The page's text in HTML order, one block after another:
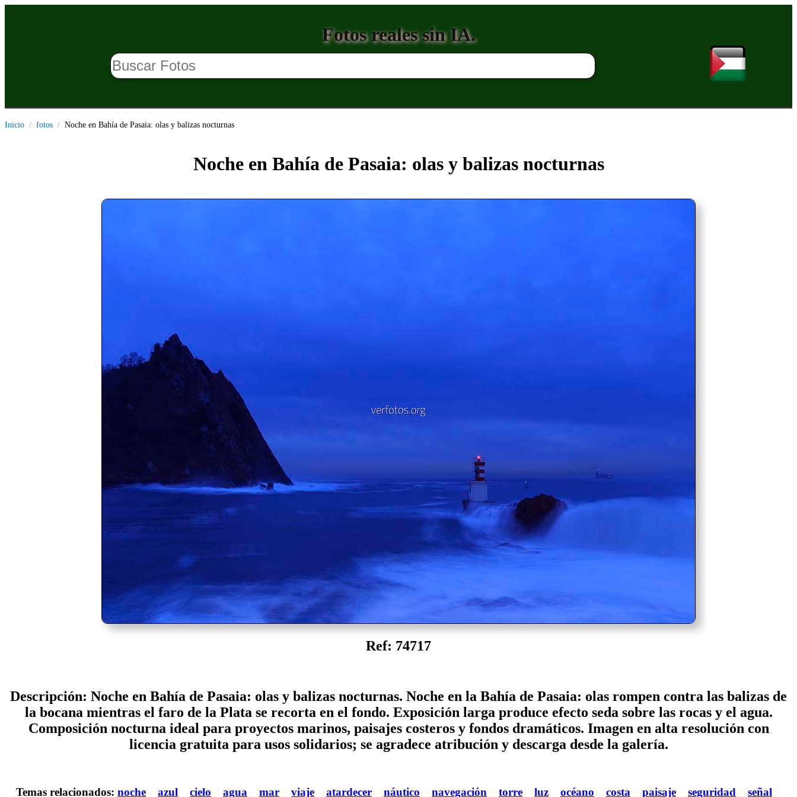
Fotos reales sin IA.
Inicio fotos Noche en Bahía de Pasaia: olas y balizas nocturnas
Noche en Bahía de Pasaia: olas y balizas nocturnas
Ref: 74717
Descripción: Noche en Bahía de Pasaia: olas y balizas nocturnas. Noche en la Bahía de Pasaia: olas rompen contra las balizas de
la bocana mientras el faro de la Plata se recorta en el fondo. Exposición larga produce efecto seda sobre las rocas y el agua.
Composición nocturna ideal para proyectos marinos, paisajes costeros y fondos dramáticos. Imagen en alta resolución con
licencia gratuita para usos solidarios; se agradece atribución y descarga desde la galería.
Temas relacionados: noche azul cielo agua mar viaje atardecer náutico navegación torre luz océano costa paisaje seguridad señal